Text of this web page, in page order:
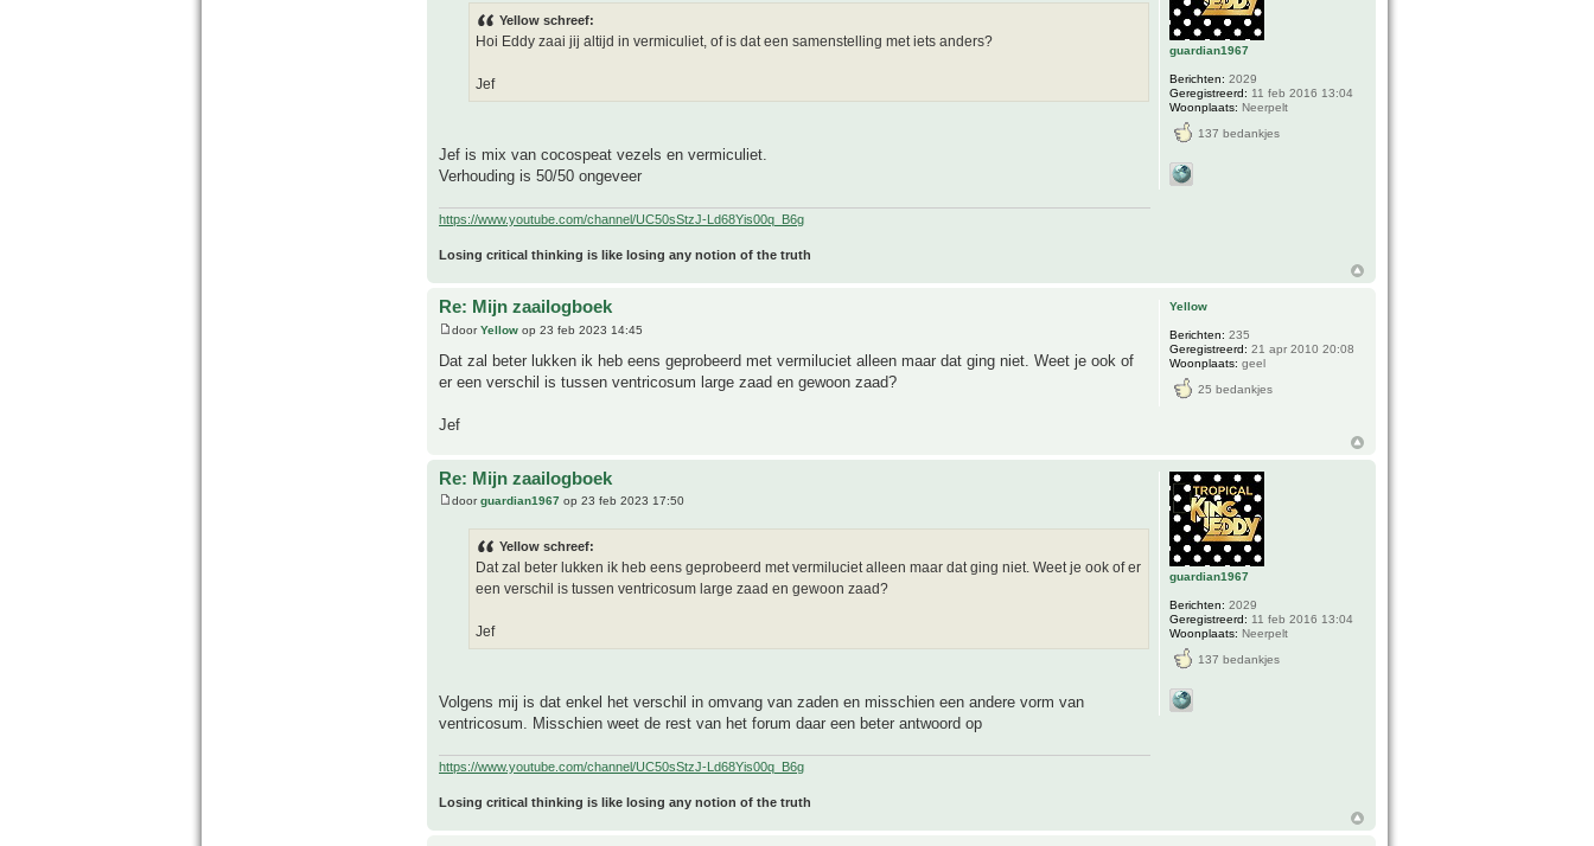
Yellow schreef:
Hoi Eddy zaai jij altijd in vermiculiet, of is dat een samenstelling met iets anders?
Jef
Jef is mix van cocospeat vezels en vermiculiet.
Verhouding is 50/50 ongeveer
https://www.youtube.com/channel/UC50sStzJ-Ld68Yis00q_B6g
Losing critical thinking is like losing any notion of the truth
guardian1967
Berichten: 2029
Geregistreerd: 11 feb 2016 13:04
Woonplaats: Neerpelt
137 bedankjes
Re: Mijn zaailogboek
doorYellow op 23 feb 2023 14:45
Dat zal beter lukken ik heb eens geprobeerd met vermiluciet alleen maar dat ging niet. Weet je ook of
er een verschil is tussen ventricosum large zaad en gewoon zaad?
Jef
Yellow
Berichten: 235
Geregistreerd: 21 apr 2010 20:08
Woonplaats: geel
25 bedankjes
Re: Mijn zaailogboek
doorguardian1967 op 23 feb 2023 17:50
Yellow schreef:
Dat zal beter lukken ik heb eens geprobeerd met vermiluciet alleen maar dat ging niet. Weet je ook of er
een verschil is tussen ventricosum large zaad en gewoon zaad?
Jef
Volgens mij is dat enkel het verschil in omvang van zaden en misschien een andere vorm van
ventricosum. Misschien weet de rest van het forum daar een beter antwoord op
https://www.youtube.com/channel/UC50sStzJ-Ld68Yis00q_B6g
Losing critical thinking is like losing any notion of the truth
guardian1967
Berichten: 2029
Geregistreerd: 11 feb 2016 13:04
Woonplaats: Neerpelt
137 bedankjes